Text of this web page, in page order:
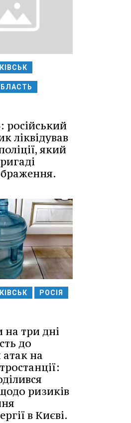
російський
ліквідував
який
РОСІЯ
на три дні
до
на
ризиків
в Києві.